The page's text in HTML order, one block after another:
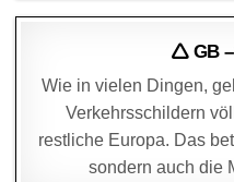
DAGMAR 1.
🛆 GB
Wie in vielen Dingen,
Verkehrsschildern
restliche Europa. Das
sondern auch die